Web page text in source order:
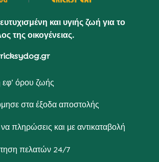
και υγιής ζωή για το
της οικογένειας.
όρου ζωής
στα έξοδα αποστολής
πληρώσεις και με αντικαταβολή
πελατών 24/7